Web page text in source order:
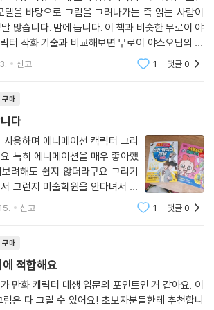
법 77~139
이해 78
의 전신 단계별 그리기 /남성의 전신 단계별 그리
별로 그리기
별로 그리기
계별로 그리기
을 바탕으로 그림을 그려나가는 즉 읽는 사람이
맘에 듭니다. 이 책과 비슷한 무로이 야
터 작화 기술과 비교해보면 무로이 야스오님의 책
그림을, 이 책은 일러스트나 만화에 특화된 그림
신고 1 댓글0
구매
니다
용하며 에니메이션 캑릭터 그리
특히 에니메이션을 매우 좋아했
려해도 쉽지 않더라구요 그리기
그런지 미술학원을 안다녀서 그
만 앞서고 곤란했어요 이 책을 사주
신고 1 댓글0
구매
적합해요
만화 캐릭터 데생 입문의 포인트인 거 같아요. 이
은 다 그릴 수 있어요! 초보자분들한테 추천합니